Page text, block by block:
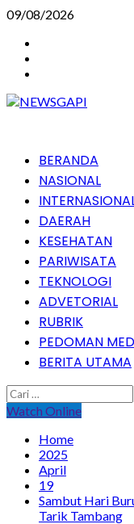
Skip
content
09/08/2026
PrimaryBERANDA
NASIONAL
DAERAH
KESEHATAN
PARIWISATA
TEKNOLOGI
ADVETORIAL
RUBRIK
PEDOMAN
BERITA UTAMA
Cari
untuk:
Watch Online
Home
2025
April
19
Sambut Hari
Tarik Tambang